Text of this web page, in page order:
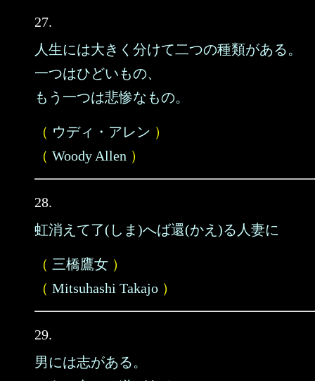
27.
人生には大きく分けて二つの種類がある。
一つはひどいもの、
もう一つは悲惨なもの。
（ ウディ・アレン ）
（ Woody Allen ）
28.
虹消えて了(しま)へば還(かえ)る人妻に
（ 三橋鷹女 ）
（ Mitsuhashi Takajo ）
29.
男には志がある。